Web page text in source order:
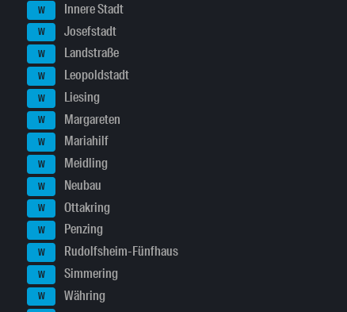
W Innere Stadt
W Josefstadt
W Landstraße
W Leopoldstadt
W Liesing
W Margareten
W Mariahilf
W Meidling
W Neubau
W Ottakring
W Penzing
W Rudolfsheim-Fünfhaus
W Simmering
W
Währing